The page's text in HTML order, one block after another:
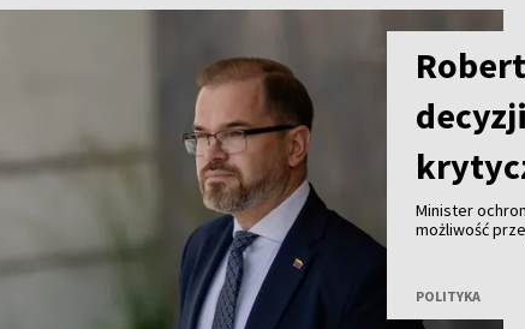
Minister
możliwość
POLITYKA